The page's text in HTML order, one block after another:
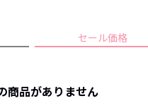
プライバシーポリシー
セール価格
商品がありません